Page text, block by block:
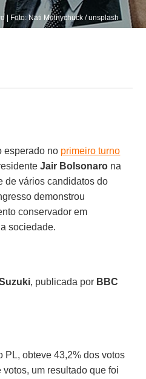
| Foto: Nati Melnychuck / unsplash
esperado no primeiro turno
Jair Bolsonaro na
de vários candidatos do
demonstrou
conservador em
sociedade.
, publicada por BBC
PL, obteve 43,2% dos votos
um resultado que foi